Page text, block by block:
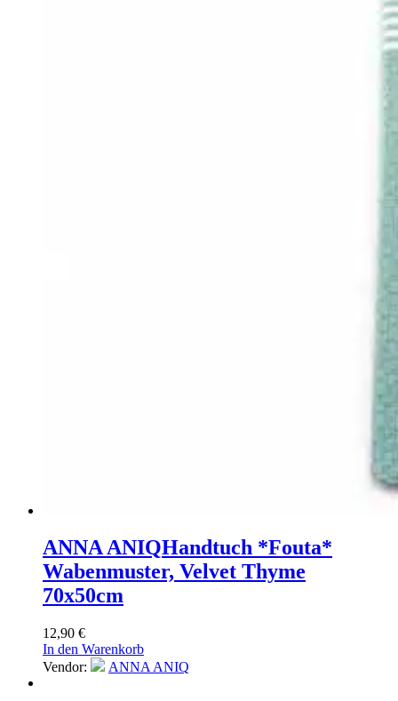
ANNA ANIQHandtuch *Fouta*
Wabenmuster, Velvet Thyme
70x50cm
12,90 €
In den Warenkorb
Vendor:
ANNA ANIQ